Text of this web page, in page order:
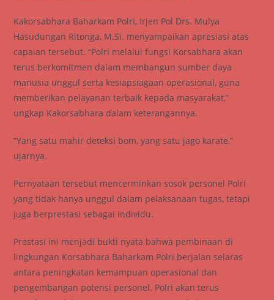
Kakorsabhara Baharkam Polri, Irjen Pol Drs. Mulya
Hasudungan Ritonga, M.Si. menyampaikan apresiasi atas
capaian tersebut. “Polri melalui fungsi Korsabhara akan
terus berkomitmen dalam membangun sumber daya
manusia unggul serta kesiapsiagaan operasional, guna
memberikan pelayanan terbaik kepada masyarakat,”
ungkap Kakorsabhara dalam keterangannya.
“Yang satu mahir deteksi bom, yang satu jago karate,”
ujarnya.
Pernyataan tersebut mencerminkan sosok personel Polri
yang tidak hanya unggul dalam pelaksanaan tugas, tetapi
juga berprestasi sebagai individu.
Prestasi ini menjadi bukti nyata bahwa pembinaan di
lingkungan Korsabhara Baharkam Polri berjalan selaras
antara peningkatan kemampuan operasional dan
pengembangan potensi personel. Polri akan terus